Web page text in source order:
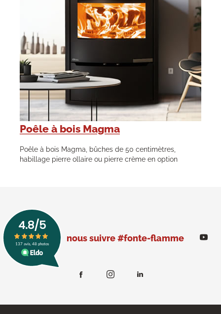
Poêle à bois Magma
Poêle à bois Magma, bûches de 50 centimètres,
habillage pierre ollaire ou pierre crème en option
nous suivre #fonte-flamme